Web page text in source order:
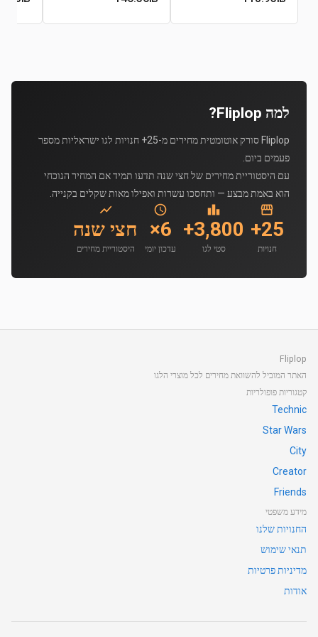
למה Fliplop?
Fliplop סורק אוטומטית מחירים מ-25+ חנויות לגו ישראליות מספר
פעמים ביום.
עם היסטוריית מחירים של חצי שנה תדעו תמיד אם המחיר הנוכחי
הוא באמת מבצע — ותחסכו עשרות ואפילו מאות שקלים בקנייה.
25+
חנויות
3,800+
סטי לגו
6×
עדכון יומי
חצי שנה
היסטוריית מחירים
Fliplop
האתר המוביל להשוואת מחירים לכל מוצרי הלגו
קטגוריות פופולריות
Technic
Star Wars
City
Creator
Friends
מידע משפטי
החנויות שלנו
תנאי שימוש
מדיניות פרטיות
אודות